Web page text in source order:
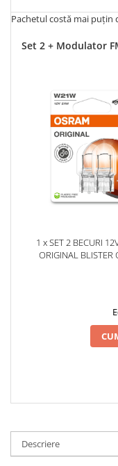
Pachetul costă mai puțin
Set 2 + Modulator
1 x SET 2 BECURI
ORIGINAL BLISTER
Descriere